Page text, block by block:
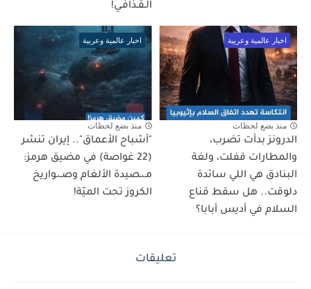
الـقـذافـي!
اخبار عالمية وعربية
منذ بضع لحظات
الدرونز بدأت تضرب،
والمطارات قفلت، ولغة
البنادق هي اللي سائدة
دلوقت.. هل سقط قناع
السلام في أديس أبابا؟
اخبار عالمية وعربية
منذ بضع لحظات
"أشباح الأعماق".. إيران تنشر
(22 غواصة) في مضيق هرمز:
مـ،ـصيدة الألغام وصـ،ـواريخ
الكروز تحت الميّة!
تعليقات